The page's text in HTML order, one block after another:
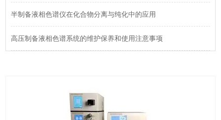
半制备液相色谱仪在化合物分离与纯化中的应用
高压制备液相色谱系统的维护保养和使用注意事项